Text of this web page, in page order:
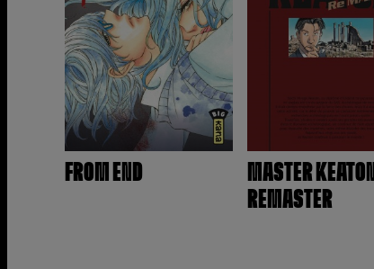
FROM END
MASTER KEATON
REMASTER